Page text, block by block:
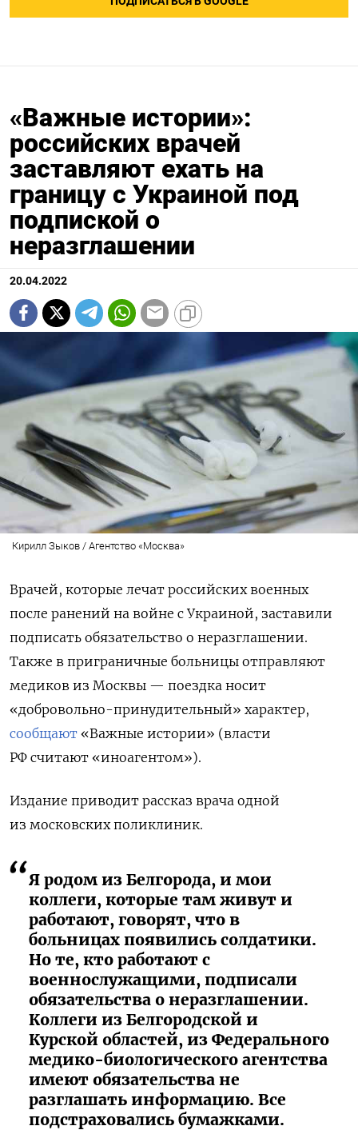
«Важные истории»:
российских врачей
заставляют ехать на
границу с Украиной под
подпиской о
неразглашении
20.04.2022
Кирилл Зыков / Агентство «Москва»
Врачей, которые лечат российских военных
после ранений на войне с Украиной, заставили
подписать обязательство о неразглашении.
Также в приграничные больницы отправляют
медиков из Москвы — поездка носит
«добровольно-принудительный» характер,
сообщают «Важные истории» (власти
РФ считают «иноагентом»).
Издание приводит рассказ врача одной
из московских поликлиник.
Я родом из Белгорода, и мои
коллеги, которые там живут и
работают, говорят, что в
больницах появились солдатики.
Но те, кто работают с
военнослужащими, подписали
обязательства о неразглашении.
Коллеги из Белгородской и
Курской областей, из Федерального
медико-биологического агентства
имеют обязательства не
разглашать информацию. Все
подстраховались бумажками.